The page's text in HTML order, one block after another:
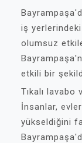
iş yerlerindeki
olumsuz
etkili bir
Tıkalı
İnsanlar,
yükseldiğini